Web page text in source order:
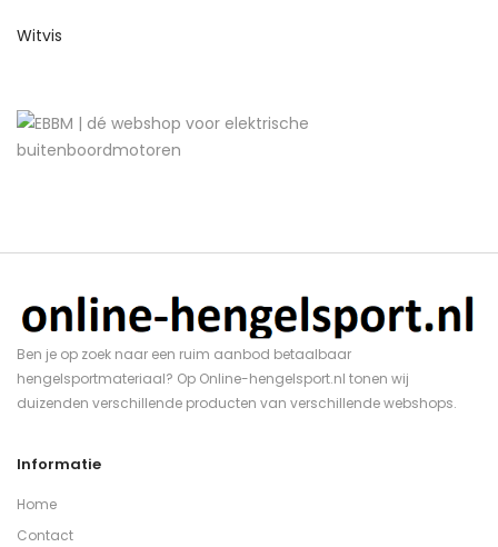
Witvis
Ben je op zoek naar een ruim aanbod betaalbaar
hengelsportmateriaal? Op Online-hengelsport.nl tonen wij
duizenden verschillende producten van verschillende webshops.
Informatie
Home
Contact